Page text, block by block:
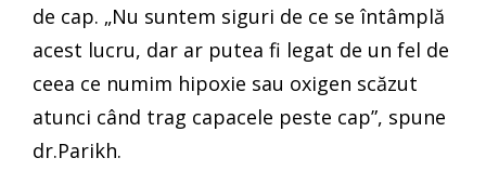
de cap. „Nu suntem siguri de ce se întâmplă
acest lucru, dar ar putea fi legat de un fel de
ceea ce numim hipoxie sau oxigen scăzut
atunci când trag capacele peste cap”, spune
dr.Parikh.